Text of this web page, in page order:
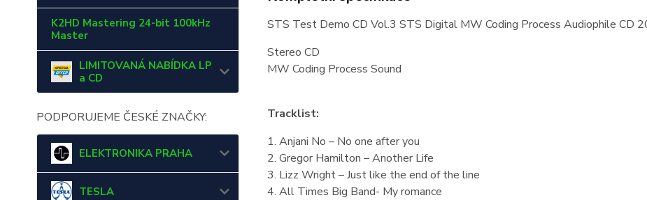
K2HD Mastering 24-bit 100kHz
Master
LIMITOVANÁ NABÍDKA LP
a CD
PODPORUJEME ČESKÉ ZNAČKY:
ELEKTRONIKA PRAHA
TESLA
STS Test Demo CD Vol.3 STS Digital MW Coding Process Audiophile CD
Stereo CD
MW Coding Process Sound
Tracklist:
1. Anjani No – No one after you
2. Gregor Hamilton – Another Life
3. Lizz Wright – Just like the end of the line
4. All Times Big Band- My romance